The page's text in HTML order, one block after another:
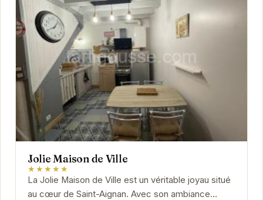
Jolie Maison de Ville
★★★★★
La Jolie Maison de Ville est un véritable joyau situé
au cœur de Saint-Aignan. Avec son ambiance